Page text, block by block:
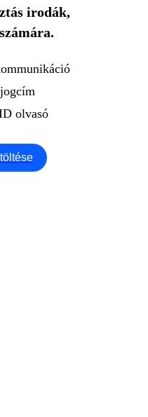
irodák,
olvasó